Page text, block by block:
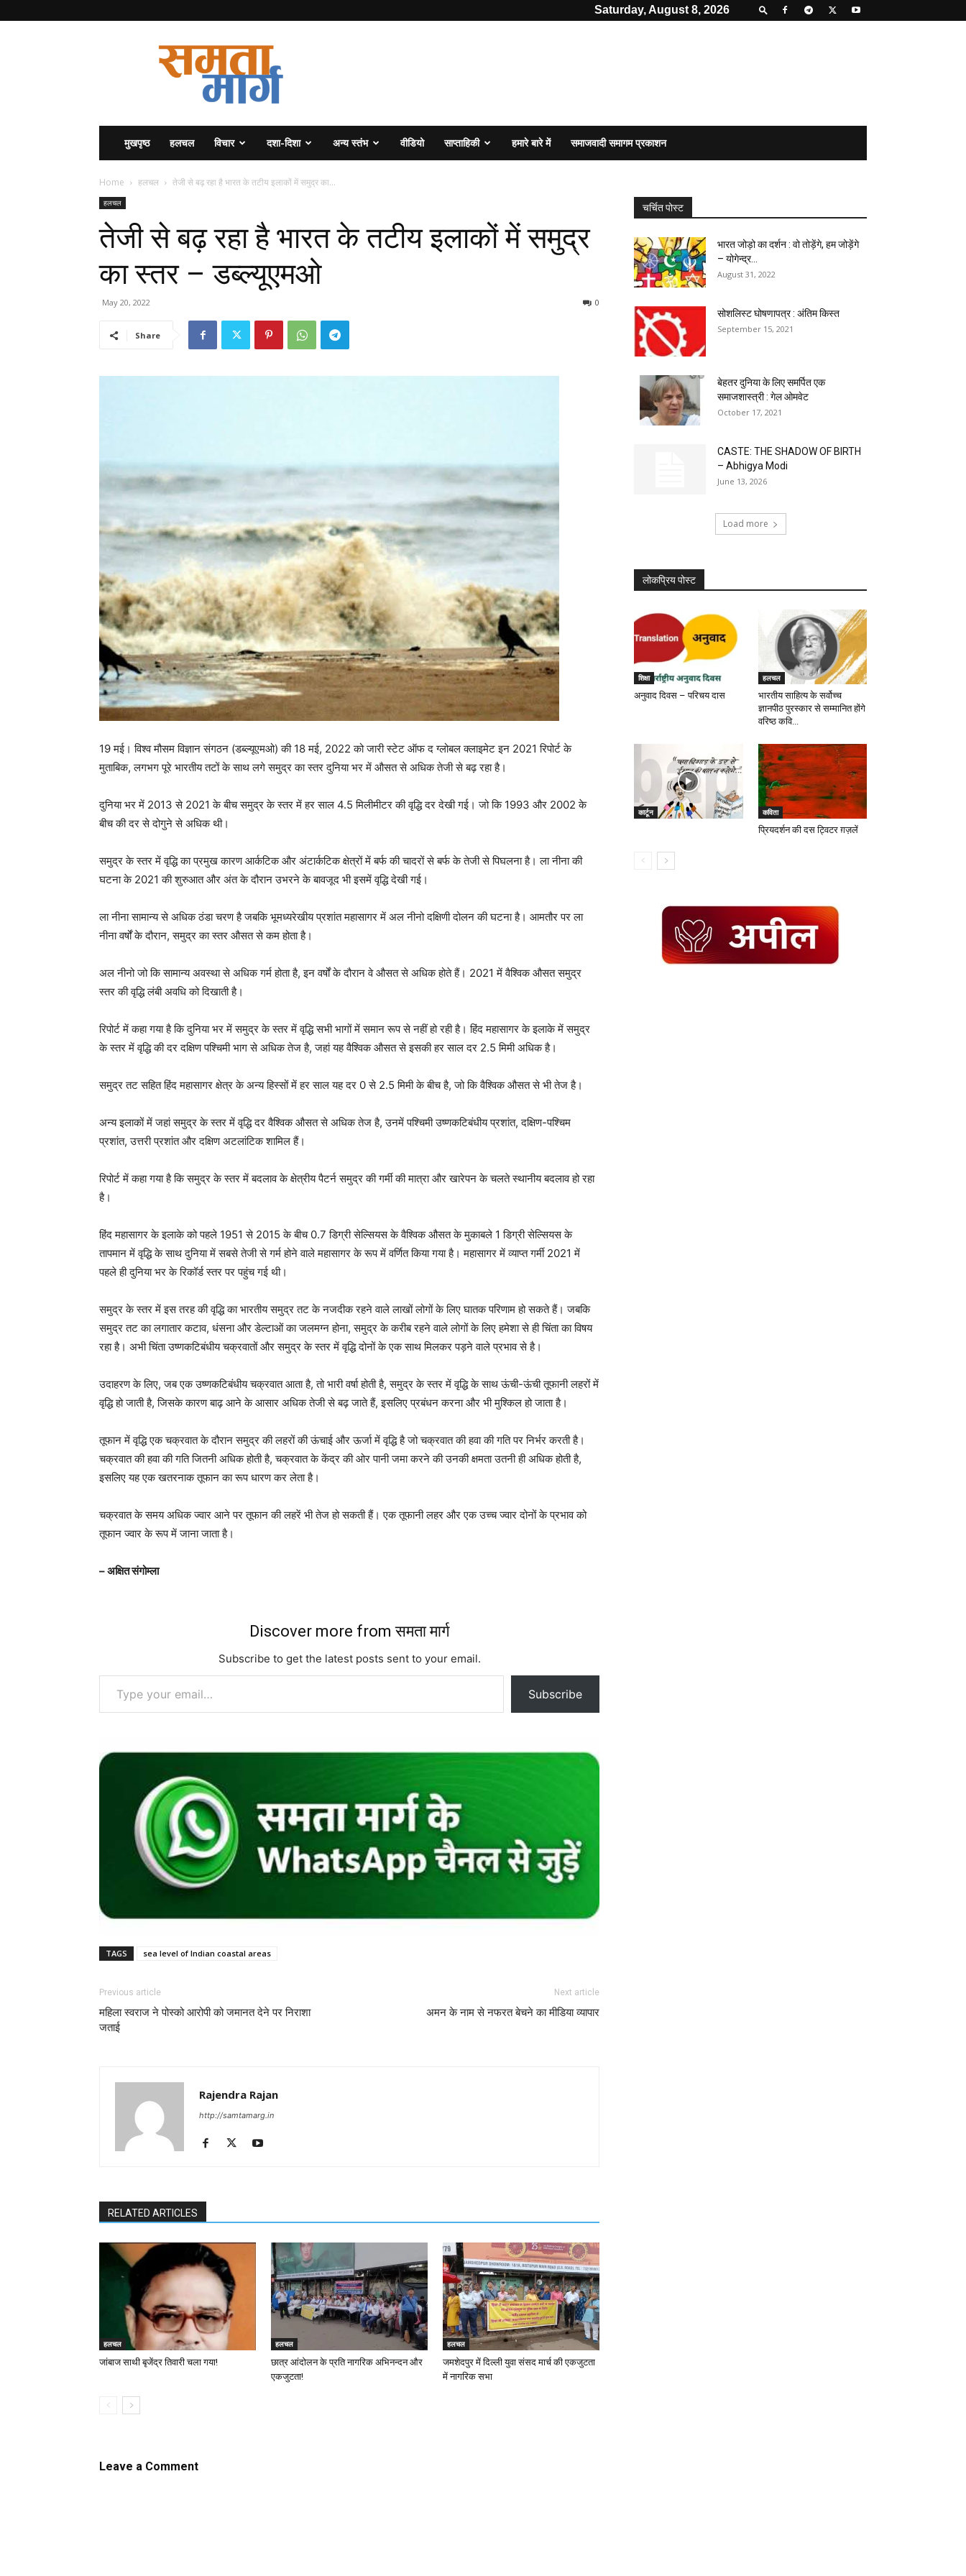
Saturday, August 8, 2026
मुखपृष्ठ हलचल विचार दशा-दिशा अन्य स्तंभ वीडियो साप्ताहिकी हमारे बारे में समाजवादी समागम प्रकाशन
Home हलचल तेजी से बढ़ रहा है भारत के तटीय इलाकों में समुद्र का...
हलचल
तेजी से बढ़ रहा है भारत के तटीय इलाकों में समुद्र
का स्तर – डब्ल्यूएमओ
May 20, 2022 0
Share
19 मई। विश्व मौसम विज्ञान संगठन (डब्ल्यूएमओ) की 18 मई, 2022 को जारी स्टेट ऑफ द ग्लोबल क्लाइमेट इन 2021 रिपोर्ट के
मुताबिक, लगभग पूरे भारतीय तटों के साथ लगे समुद्र का स्तर दुनिया भर में औसत से अधिक तेजी से बढ़ रहा है।
दुनिया भर में 2013 से 2021 के बीच समुद्र के स्तर में हर साल 4.5 मिलीमीटर की वृद्धि दर देखी गई। जो कि 1993 और 2002 के
बीच की दर से दोगुने से अधिक थी।
समुद्र के स्तर में वृद्धि का प्रमुख कारण आर्कटिक और अंटार्कटिक क्षेत्रों में बर्फ की चादरों से बर्फ के तेजी से पिघलना है। ला नीना की
घटना के 2021 की शुरुआत और अंत के दौरान उभरने के बावजूद भी इसमें वृद्धि देखी गई।
ला नीना सामान्य से अधिक ठंडा चरण है जबकि भूमध्यरेखीय प्रशांत महासागर में अल नीनो दक्षिणी दोलन की घटना है। आमतौर पर ला
नीना वर्षों के दौरान, समुद्र का स्तर औसत से कम होता है।
अल नीनो जो कि सामान्य अवस्था से अधिक गर्म होता है, इन वर्षों के दौरान वे औसत से अधिक होते हैं। 2021 में वैश्विक औसत समुद्र
स्तर की वृद्धि लंबी अवधि को दिखाती है।
रिपोर्ट में कहा गया है कि दुनिया भर में समुद्र के स्तर में वृद्धि सभी भागों में समान रूप से नहीं हो रही है। हिंद महासागर के इलाके में समुद्र
के स्तर में वृद्धि की दर दक्षिण पश्चिमी भाग से अधिक तेज है, जहां यह वैश्विक औसत से इसकी हर साल दर 2.5 मिमी अधिक है।
समुद्र तट सहित हिंद महासागर क्षेत्र के अन्य हिस्सों में हर साल यह दर 0 से 2.5 मिमी के बीच है, जो कि वैश्विक औसत से भी तेज है।
अन्य इलाकों में जहां समुद्र के स्तर में वृद्धि दर वैश्विक औसत से अधिक तेज है, उनमें पश्चिमी उष्णकटिबंधीय प्रशांत, दक्षिण-पश्चिम
प्रशांत, उत्तरी प्रशांत और दक्षिण अटलांटिक शामिल हैं।
रिपोर्ट में कहा गया है कि समुद्र के स्तर में बदलाव के क्षेत्रीय पैटर्न समुद्र की गर्मी की मात्रा और खारेपन के चलते स्थानीय बदलाव हो रहा
है।
हिंद महासागर के इलाके को पहले 1951 से 2015 के बीच 0.7 डिग्री सेल्सियस के वैश्विक औसत के मुकाबले 1 डिग्री सेल्सियस के
तापमान में वृद्धि के साथ दुनिया में सबसे तेजी से गर्म होने वाले महासागर के रूप में वर्णित किया गया है। महासागर में व्याप्त गर्मी 2021 में
पहले ही दुनिया भर के रिकॉर्ड स्तर पर पहुंच गई थी।
समुद्र के स्तर में इस तरह की वृद्धि का भारतीय समुद्र तट के नजदीक रहने वाले लाखों लोगों के लिए घातक परिणाम हो सकते हैं। जबकि
समुद्र तट का लगातार कटाव, धंसना और डेल्टाओं का जलमग्न होना, समुद्र के करीब रहने वाले लोगों के लिए हमेशा से ही चिंता का विषय
रहा है। अभी चिंता उष्णकटिबंधीय चक्रवातों और समुद्र के स्तर में वृद्धि दोनों के एक साथ मिलकर पड़ने वाले प्रभाव से है।
उदाहरण के लिए, जब एक उष्णकटिबंधीय चक्रवात आता है, तो भारी वर्षा होती है, समुद्र के स्तर में वृद्धि के साथ ऊंची-ऊंची तूफानी लहरों में
वृद्धि हो जाती है, जिसके कारण बाढ़ आने के आसार अधिक तेजी से बढ़ जाते हैं, इसलिए प्रबंधन करना और भी मुश्किल हो जाता है।
तूफान में वृद्धि एक चक्रवात के दौरान समुद्र की लहरों की ऊंचाई और ऊर्जा में वृद्धि है जो चक्रवात की हवा की गति पर निर्भर करती है।
चक्रवात की हवा की गति जितनी अधिक होती है, चक्रवात के केंद्र की ओर पानी जमा करने की उनकी क्षमता उतनी ही अधिक होती है,
इसलिए यह एक खतरनाक तूफान का रूप धारण कर लेता है।
चक्रवात के समय अधिक ज्वार आने पर तूफान की लहरें भी तेज हो सकती हैं। एक तूफानी लहर और एक उच्च ज्वार दोनों के प्रभाव को
तूफान ज्वार के रूप में जाना जाता है।
– अक्षित संगोम्ला
Discover more from समता मार्ग
Subscribe to get the latest posts sent to your email.
Type your email…
Subscribe
TAGS sea level of Indian coastal areas
Previous article
महिला स्वराज ने पोस्को आरोपी को जमानत देने पर निराशा
जताई
Next article
अमन के नाम से नफरत बेचने का मीडिया व्यापार
Rajendra Rajan
http://samtamarg.in
RELATED ARTICLES
हलचल
जांबाज साथी बृजेंद्र तिवारी चला गया!
हलचल
छात्र आंदोलन के प्रति नागरिक अभिनन्दन और
एकजुटता!
हलचल
जमशेदपुर में दिल्ली युवा संसद मार्च की एकजुटता
में नागरिक सभा
Leave a Comment
चर्चित पोस्ट
भारत जोड़ो का दर्शन : वो तोड़ेंगे, हम जोड़ेंगे
– योगेन्द्र...
August 31, 2022
सोशलिस्ट घोषणापत्र : अंतिम किस्त
September 15, 2021
बेहतर दुनिया के लिए समर्पित एक
समाजशास्त्री : गेल ओमवेट
October 17, 2021
CASTE: THE SHADOW OF BIRTH
– Abhigya Modi
June 13, 2026
Load more
लोकप्रिय पोस्ट
शिक्षा
अनुवाद दिवस – परिचय दास
हलचल
भारतीय साहित्य के सर्वोच्च
ज्ञानपीठ पुरस्कार से सम्मानित होंगे
वरिष्ठ कवि...
कार्टून कविता
प्रियदर्शन की दस ट्विटर ग़ज़लें